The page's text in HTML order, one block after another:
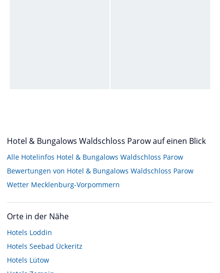
Hotel & Bungalows Waldschloss Parow auf einen Blick
Alle Hotelinfos Hotel & Bungalows Waldschloss Parow
Bewertungen von Hotel & Bungalows Waldschloss Parow
Wetter Mecklenburg-Vorpommern
Orte in der Nähe
Hotels Loddin
Hotels Seebad Ückeritz
Hotels Lütow